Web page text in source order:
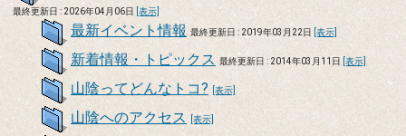
最終更新日 : 2026年04月06日 [表示]
最新イベント情報 最終更新日 : 2019年03月22日 [表示]
新着情報・トピックス 最終更新日 : 2014年03月11日 [表示]
山陰ってどんなトコ? [表示]
山陰へのアクセス [表示]